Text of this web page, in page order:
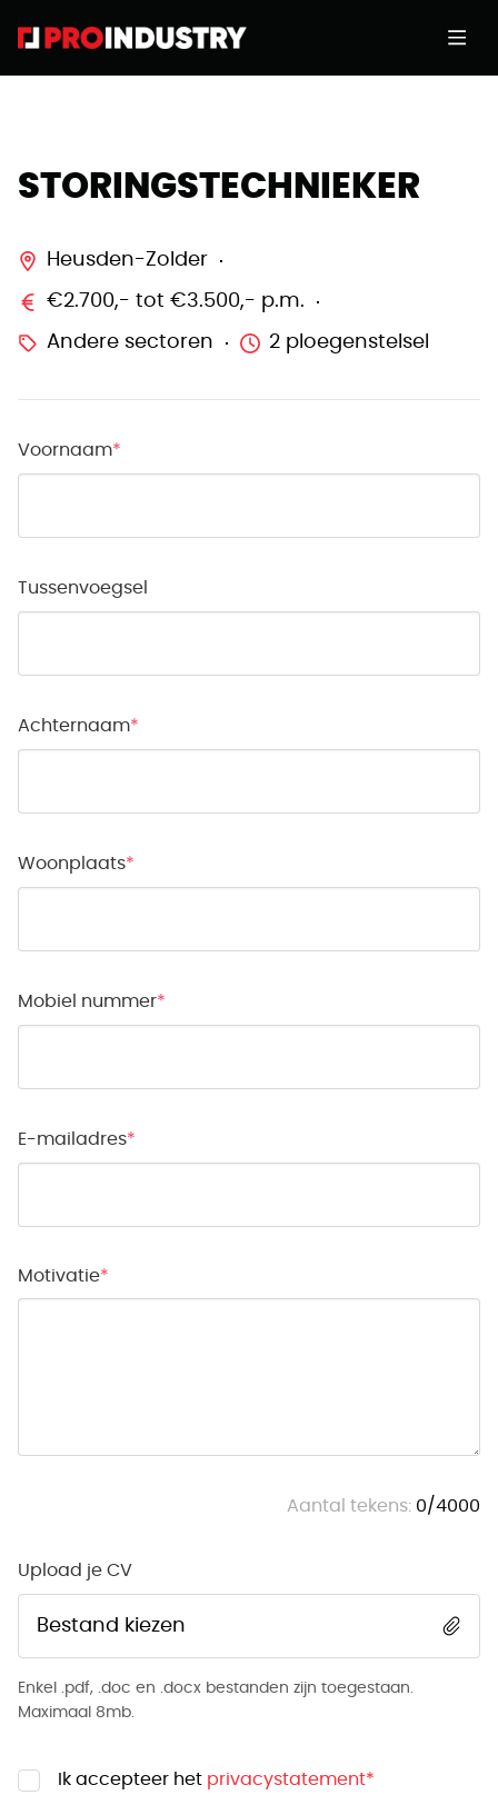
STORINGSTECHNIEKER
Heusden-Zolder
€2.700,- tot €3.500,- p.m.
Andere sectoren 2 ploegenstelsel
Voornaam
Tussenvoegsel
Achternaam
Woonplaats
Mobiel nummer
E-mailadres
Motivatie
Aantal tekens: 0/4000
Upload je CV
Bestand kiezen
Enkel .pdf, .doc en .docx bestanden zijn toegestaan.
Maximaal 8mb.
Ik accepteer het privacystatement*